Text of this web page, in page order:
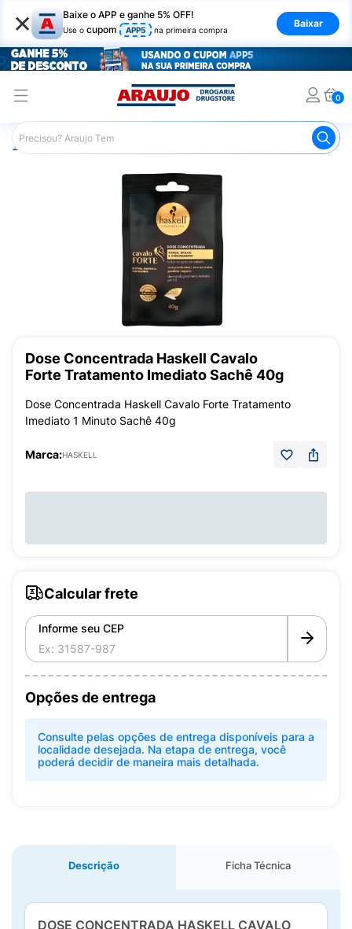
× Baixe o APP e ganhe 5% OFF!
Use o cupom APP5 na primeira compra
Baixar
0
Araujo Cabelo Máscaras
Dose Concentrada Haskell Cavalo
Forte Tratamento Imediato Sachê 40g
Dose Concentrada Haskell Cavalo Forte Tratamento
Imediato 1 Minuto Sachê 40g
Marca:HASKELL
Calcular frete
Informe seu CEP
Opções de entrega
Consulte pelas opções de entrega disponíveis para a
localidade desejada. Na etapa de entrega, você
poderá decidir de maneira mais detalhada.
Descrição Ficha Técnica
DOSE CONCENTRADA HASKELL CAVALO